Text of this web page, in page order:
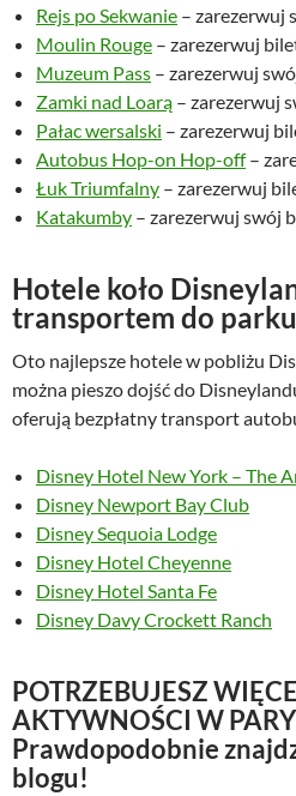
Rejs po Sekwanie – zarezerwuj
Moulin Rouge – zarezerwuj
Muzeum Pass – zarezerwuj
Zamki nad Loarą – zarezerwuj
Pałac wersalski – zarezerwuj
Autobus Hop-on Hop-off–
Łuk Triumfalny – zarezerwuj
Katakumby – zarezerwuj swój
Hotele koło
transportem do parku
Oto najlepsze hotele w pobliżu
można pieszo dojść do
oferują bezpłatny transport
Disney Hotel New York – The
Disney Newport Bay Club
Disney Sequoia Lodge
Disney Hotel Cheyenne
Disney Hotel Santa Fe
Disney Davy Crockett Ranch
POTRZEBUJESZ
AKTYWNOŚCI W
Prawdopodobnie
blogu!